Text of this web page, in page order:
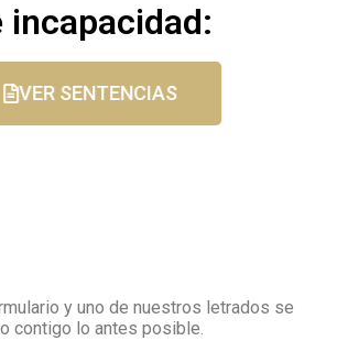
incapacidad:
VER SENTENCIAS
y uno de nuestros letrados se
contigo lo antes posible.